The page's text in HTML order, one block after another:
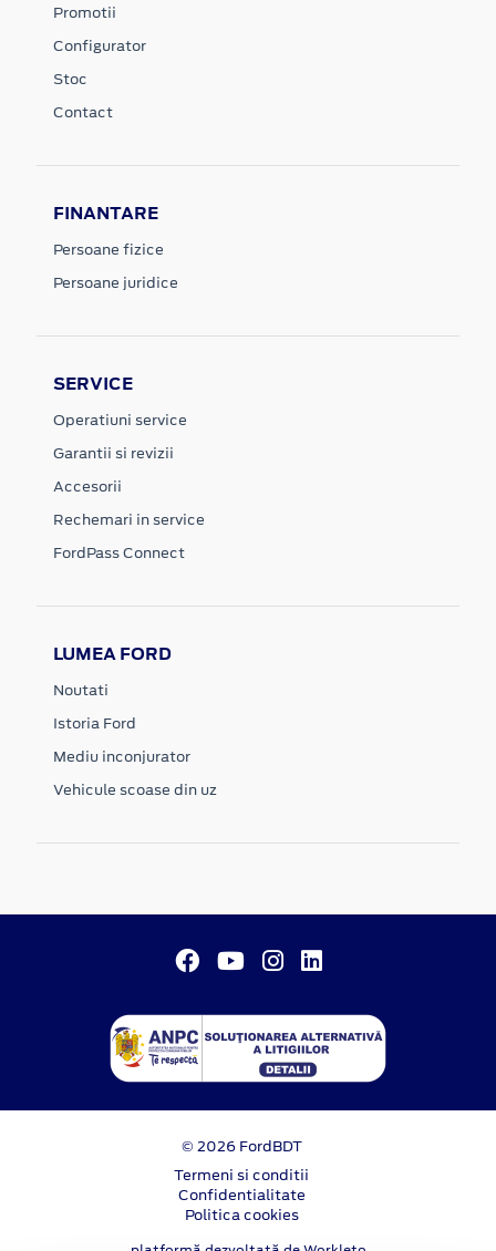
Promotii
Configurator
Stoc
Contact
FINANTARE
Persoane fizice
Persoane juridice
SERVICE
Operatiuni service
Garantii si revizii
Accesorii
Rechemari in service
FordPass Connect
LUMEA FORD
Noutati
Istoria Ford
Mediu inconjurator
Vehicule scoase din uz
© 2026 FordBDT
Termeni si conditii
Confidentialitate
Politica cookies